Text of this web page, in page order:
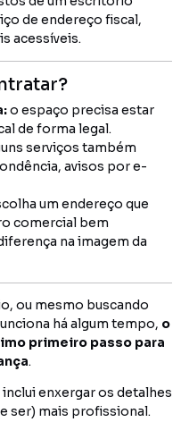
de endereço fiscal,
acessíveis.
o espaço precisa estar
de forma legal.
serviços também
avisos por e-
um endereço que
comercial bem
na imagem da
ou mesmo buscando
há algum tempo, o
primeiro passo para
.
enxergar os detalhes
ser) mais profissional.